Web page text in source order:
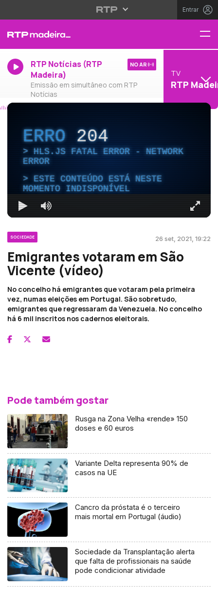
Entrar
RTP Notícias (RTP
Madeira)
Emissão em simultâneo com RTP
Notícias
NO AR
TV
RTP
ERRO204
HLS.JS FATAL ERROR - NETWORK
ERROR
ESTE CONTEÚDO ESTÁ NESTE
MOMENTO INDISPONÍVEL
SOCIEDADE 26 set, 2021, 19:22
Emigrantes votaram em São
Vicente (vídeo)
No concelho há emigrantes que votaram pela primeira
vez, numas eleições em Portugal. São sobretudo,
emigrantes que regressaram da Venezuela. No concelho
há 6 mil inscritos nos cadernos eleitorais.
Pode também gostar
Rusga na Zona Velha «rende» 150
doses e 60 euros
Variante Delta representa 90% de
casos na UE
Cancro da próstata é o terceiro
mais mortal em Portugal (áudio)
Sociedade da Transplantação alerta
que falta de profissionais na saúde
pode condicionar atividade